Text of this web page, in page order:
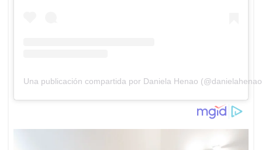
Una publicación compartida por Daniela Henao